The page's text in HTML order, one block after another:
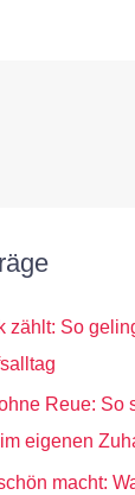
zählt: So
Reue: So
eigenen
macht: